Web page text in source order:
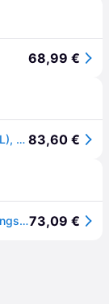
68,99 €
Tapout, Herren, Trainingsjacken, Punkass (XL), Rot, Schwarz, XL 83,60 €
Tapout Trainingsanzug Punkass Track Trainingsanzug normale Passform73,09 €